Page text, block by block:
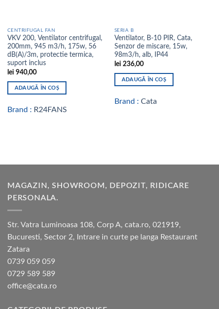
CENTRIFUGAL FAN
VKV 200, Ventilator centrifugal,
200mm, 945 m3/h, 175w, 56
dB(A)/3m, protectie termica,
suport inclus
lei 940,00
ADAUGĂ ÎN COȘ
Brand : R24FANS
SERIA B
Ventilator, B-10 PIR, Cata,
Senzor de miscare, 15w,
98m3/h, alb, IP44
lei 236,00
ADAUGĂ ÎN COȘ
Brand : Cata
MAGAZIN, SHOWROOM, DEPOZIT, RIDICARE
PERSONALA.
Str. Vatra Luminoasa 108, Corp A, cata.ro, 021919,
Bucuresti, Sector 2, Intrare in curte pe langa Restaurant
Zatara
0739 059 059
0729 589 589
office@cata.ro